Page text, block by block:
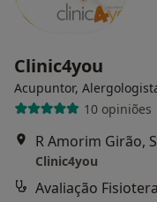
Clinic4you
Acupuntor,
10 opiniões
R Amorim Girão,
Clinic4you
Avaliação